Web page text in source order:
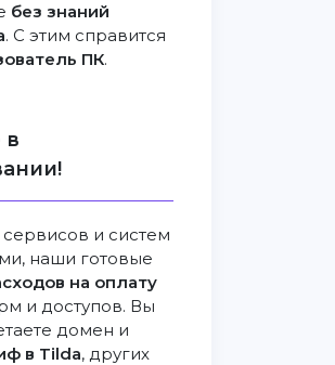
без знаний
. С этим справится
ПК.
сервисов и систем
наши готовые
на оплату
и доступов. Вы
домен и
в Tilda, других